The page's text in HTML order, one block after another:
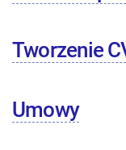
Tworzenie
Umowy